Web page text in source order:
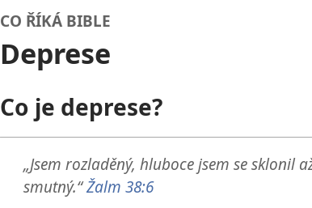
CO ŘÍKÁ BIBLE
Deprese
Co je deprese?
„Jsem rozladěný, hluboce jsem se sklonil
smutný.“Žalm 38:6